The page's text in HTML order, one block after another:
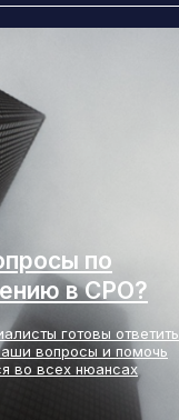
по
в СРО?
готовы ответить
вопросы и помочь
во всех нюансах